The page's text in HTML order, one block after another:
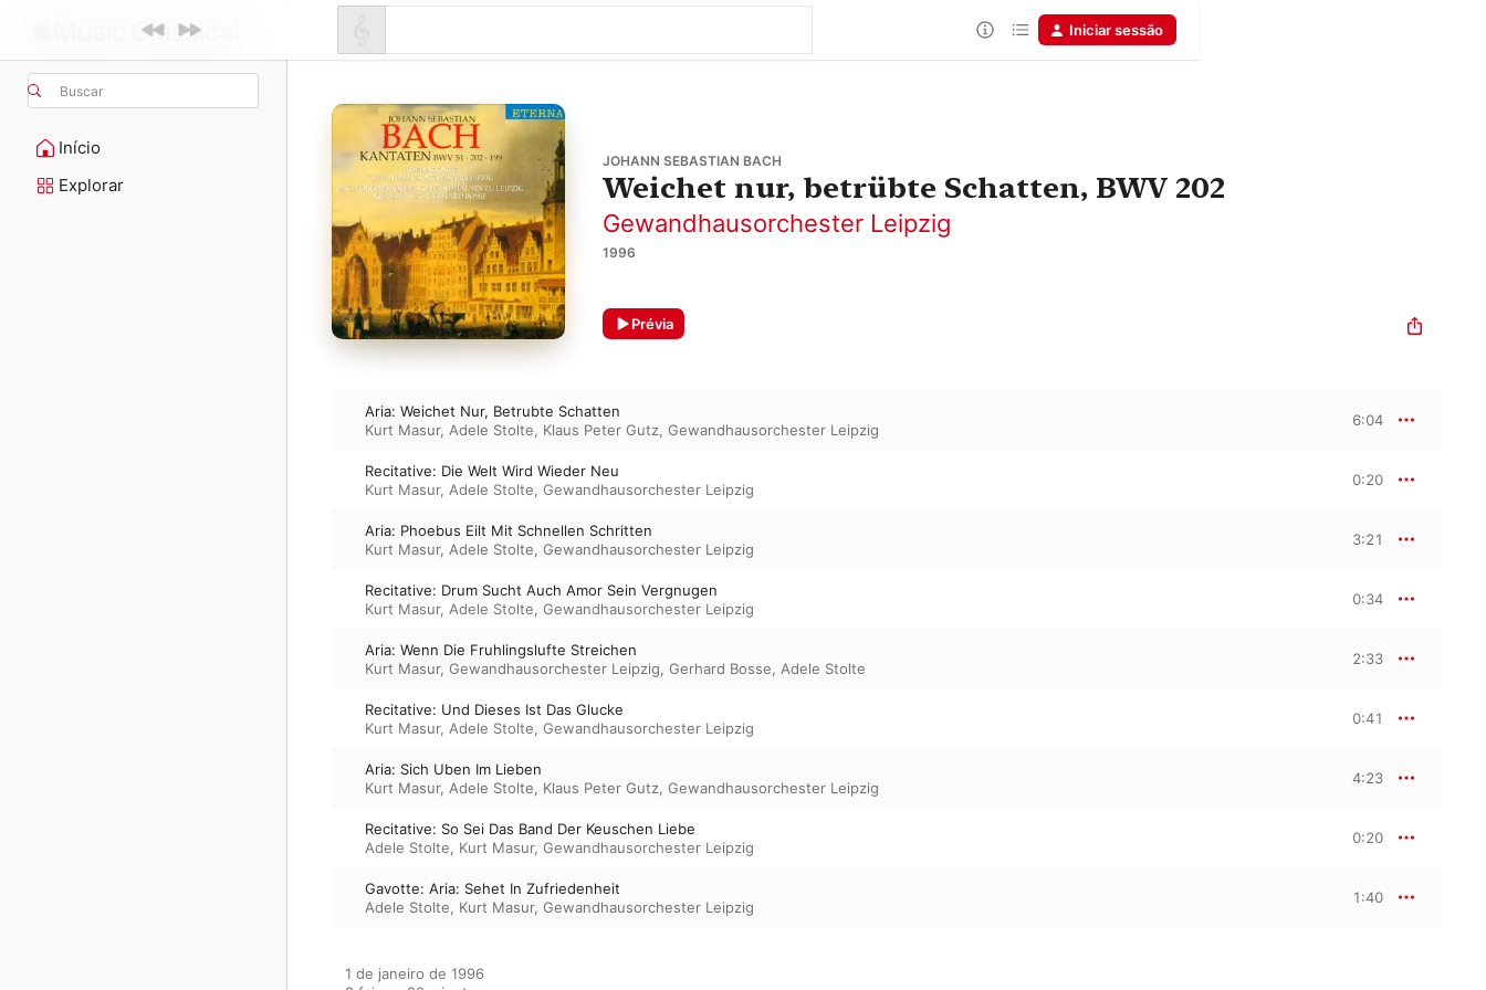
Buscar
Início
Explorar
Iniciar sessão
JOHANN SEBASTIAN BACH
Weichet nur, betrübte Schatten, BWV 202
Gewandhausorchester Leipzig
1996
Prévia
Aria: Weichet Nur, Betrubte Schatten
Kurt Masur, Adele Stolte, Klaus Peter Gutz, Gewandhausorchester Leipzig
6:04
Recitative: Die Welt Wird Wieder Neu
Kurt Masur, Adele Stolte, Gewandhausorchester Leipzig
0:20
Aria: Phoebus Eilt Mit Schnellen Schritten
Kurt Masur, Adele Stolte, Gewandhausorchester Leipzig
3:21
Recitative: Drum Sucht Auch Amor Sein Vergnugen
Kurt Masur, Adele Stolte, Gewandhausorchester Leipzig
0:34
Aria: Wenn Die Fruhlingslufte Streichen
Kurt Masur, Gewandhausorchester Leipzig, Gerhard Bosse, Adele Stolte
2:33
Recitative: Und Dieses Ist Das Glucke
Kurt Masur, Adele Stolte, Gewandhausorchester Leipzig
0:41
Aria: Sich Uben Im Lieben
Kurt Masur, Adele Stolte, Klaus Peter Gutz, Gewandhausorchester Leipzig
4:23
Recitative: So Sei Das Band Der Keuschen Liebe
Adele Stolte, Kurt Masur, Gewandhausorchester Leipzig
0:20
Gavotte: Aria: Sehet In Zufriedenheit
Adele Stolte, Kurt Masur, Gewandhausorchester Leipzig
1:40
1 de janeiro de 1996